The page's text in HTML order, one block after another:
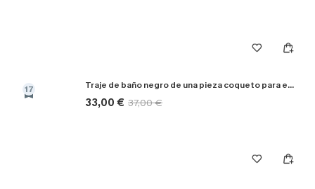
17 Traje de baño negro de una pieza coqueto para ella
33,00 € 37,00 €